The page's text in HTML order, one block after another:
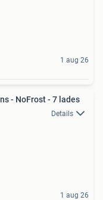
1 aug 26
- NoFrost - 7 lades
Details
1 aug 26